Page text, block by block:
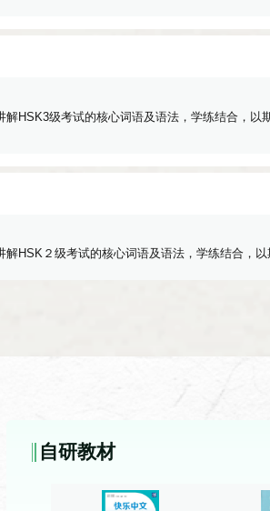
解HSK3级考试的核心词语及语法，学练结合，以
解HSK２级考试的核心词语及语法，学练结合，
础词语、语法的教学和随堂口语的练习，帮助学生
自研教材